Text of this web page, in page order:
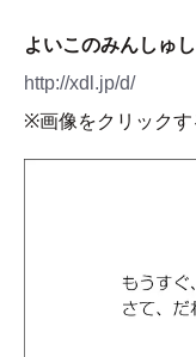
よいこのみんしゅ
http://xdl.jp/d/
※画像をクリック